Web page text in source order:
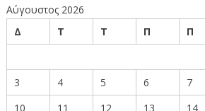
Αύγουστος 2026
Δ
Τ Τ Π Π
3
4 5 6 7
10
11 12 13 14